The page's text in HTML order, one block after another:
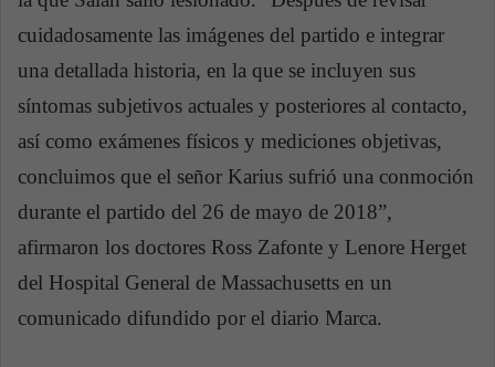
cuidadosamente las imágenes del partido e integrar
una detallada historia, en la que se incluyen sus
síntomas subjetivos actuales y posteriores al contacto,
así como exámenes físicos y mediciones objetivas,
concluimos que el señor Karius sufrió una conmoción
durante el partido del 26 de mayo de 2018”,
afirmaron los doctores Ross Zafonte y Lenore Herget
del Hospital General de Massachusetts en un
comunicado difundido por el diario Marca.